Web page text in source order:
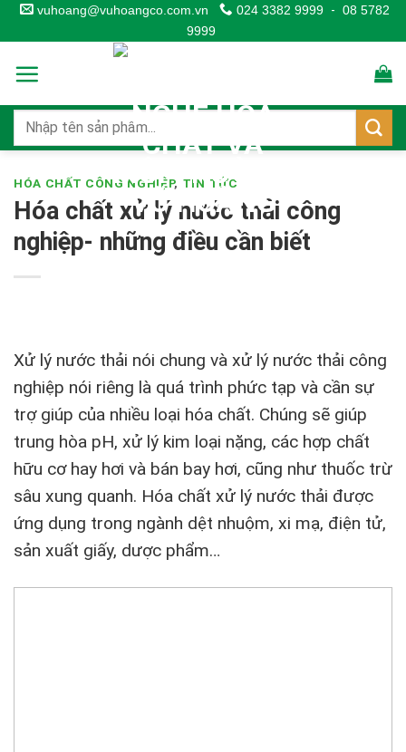
Skip
to
content
vuhoang@vuhoangco.com.vn 024 3382 9999 - 08 5782
9999
HÓA CHẤT CÔNG NGHIỆP, TIN TỨC
Hóa chất xử lý nước thải công
nghiệp- những điều cần biết
Xử lý nước thải nói chung và xử lý nước thải công
nghiệp nói riêng là quá trình phức tạp và cần sự
trợ giúp của nhiều loại hóa chất. Chúng sẽ giúp
trung hòa pH, xử lý kim loại nặng, các hợp chất
hữu cơ hay hơi và bán bay hơi, cũng như thuốc trừ
sâu xung quanh. Hóa chất xử lý nước thải được
ứng dụng trong ngành dệt nhuộm, xi mạ, điện tử,
sản xuất giấy, dược phẩm…